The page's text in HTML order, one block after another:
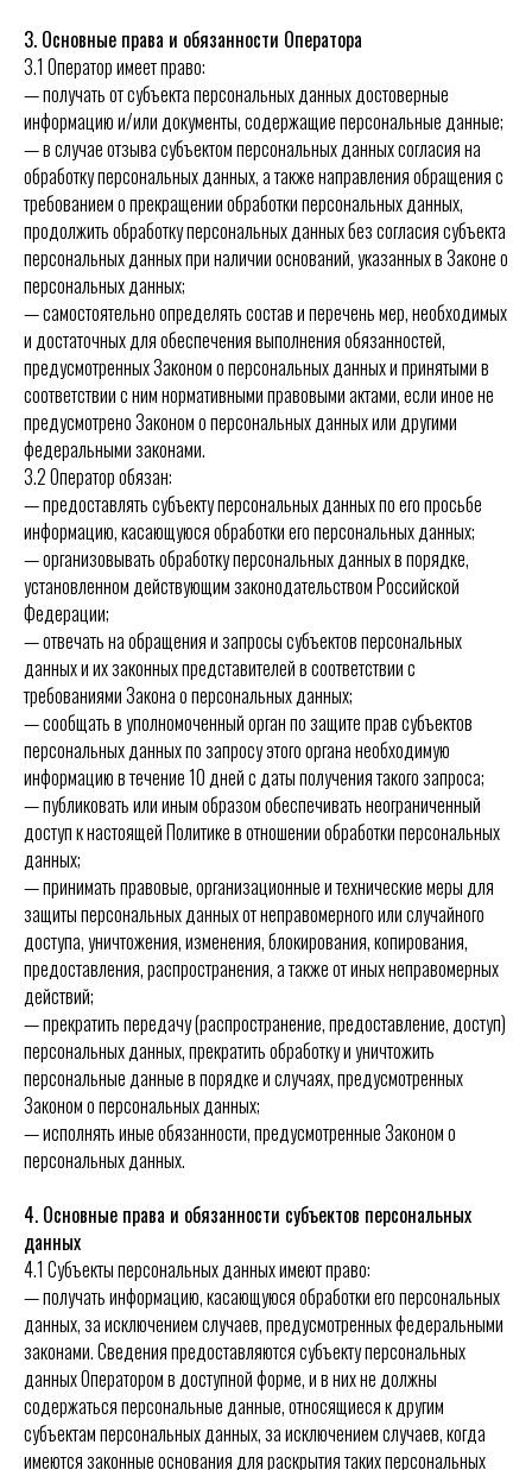
3. Основные права и обязанности Оператора
3.1 Оператор имеет право:
— получать от субъекта персональных данных достоверные
информацию и/или документы, содержащие персональные данные;
— в случае отзыва субъектом персональных данных согласия на
обработку персональных данных, а также направления обращения с
требованием о прекращении обработки персональных данных,
продолжить обработку персональных данных без согласия субъекта
персональных данных при наличии оснований, указанных в Законе о
персональных данных;
— самостоятельно определять состав и перечень мер, необходимых
и достаточных для обеспечения выполнения обязанностей,
предусмотренных Законом о персональных данных и принятыми в
соответствии с ним нормативными правовыми актами, если иное не
предусмотрено Законом о персональных данных или другими
федеральными законами.
3.2 Оператор обязан:
— предоставлять субъекту персональных данных по его просьбе
информацию, касающуюся обработки его персональных данных;
— организовывать обработку персональных данных в порядке,
установленном действующим законодательством Российской
Федерации;
— отвечать на обращения и запросы субъектов персональных
данных и их законных представителей в соответствии с
требованиями Закона о персональных данных;
— сообщать в уполномоченный орган по защите прав субъектов
персональных данных по запросу этого органа необходимую
информацию в течение 10 дней с даты получения такого запроса;
— публиковать или иным образом обеспечивать неограниченный
доступ к настоящей Политике в отношении обработки персональных
данных;
— принимать правовые, организационные и технические меры для
защиты персональных данных от неправомерного или случайного
доступа, уничтожения, изменения, блокирования, копирования,
предоставления, распространения, а также от иных неправомерных
действий;
— прекратить передачу (распространение, предоставление, доступ)
персональных данных, прекратить обработку и уничтожить
персональные данные в порядке и случаях, предусмотренных
Законом о персональных данных;
— исполнять иные обязанности, предусмотренные Законом о
персональных данных.
4. Основные права и обязанности субъектов персональных
данных
4.1 Субъекты персональных данных имеют право:
— получать информацию, касающуюся обработки его персональных
данных, за исключением случаев, предусмотренных федеральными
законами. Сведения предоставляются субъекту персональных
данных Оператором в доступной форме, и в них не должны
содержаться персональные данные, относящиеся к другим
субъектам персональных данных, за исключением случаев, когда
имеются законные основания для раскрытия таких персональных